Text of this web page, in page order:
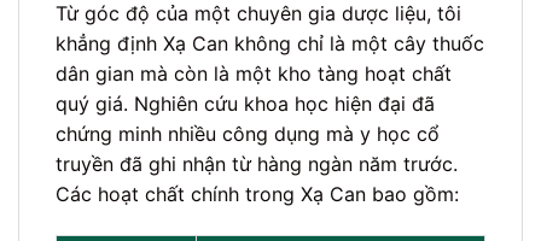
Từ góc độ của một chuyên gia dược liệu, tôi
khẳng định Xạ Can không chỉ là một cây thuốc
dân gian mà còn là một kho tàng hoạt chất
quý giá. Nghiên cứu khoa học hiện đại đã
chứng minh nhiều công dụng mà y học cổ
truyền đã ghi nhận từ hàng ngàn năm trước.
Các hoạt chất chính trong Xạ Can bao gồm: